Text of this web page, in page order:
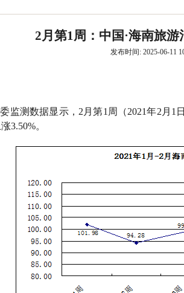
学会领导
学会章程
学会动态 经济运行与
价格指数
2月第1周：中国·海南旅
发布时间: 2025-06-11
测数据显示，2月第1周（2021年2月1
3.50%。